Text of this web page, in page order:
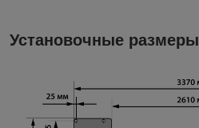
Установочные размеры